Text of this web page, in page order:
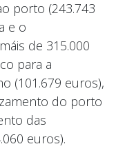
porto (243.743
e o
de 315.000
para a
(101.679 euros),
do porto
das
euros).